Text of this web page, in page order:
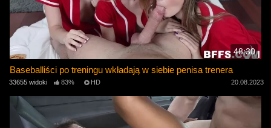
48:30
Baseballiści po treningu wkładają w siebie penisa trenera
33655 widoki 83% HD 20.08.2023